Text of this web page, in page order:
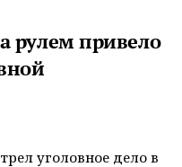
рулем привело
уголовное дело в